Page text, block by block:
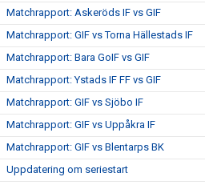
Matchrapport: Askeröds IF vs GIF
Matchrapport: GIF vs Torna Hällestads IF
Matchrapport: Bara GoIF vs GIF
Matchrapport: Ystads IF FF vs GIF
Matchrapport: GIF vs Sjöbo IF
Matchrapport: GIF vs Uppåkra IF
Matchrapport: GIF vs Blentarps BK
Uppdatering om seriestart